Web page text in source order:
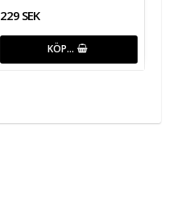
229 SEK
KÖP…